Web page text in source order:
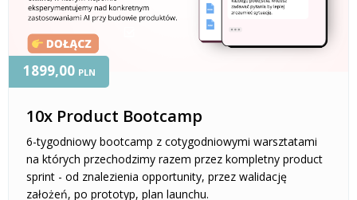
10x Product Bootcamp
6-tygodniowy bootcamp z cotygodniowymi warsztatami
na których przechodzimy razem przez kompletny product
sprint - od znalezienia opportunity, przez walidację
założeń, po prototyp, plan launchu.
1899,00 PLN